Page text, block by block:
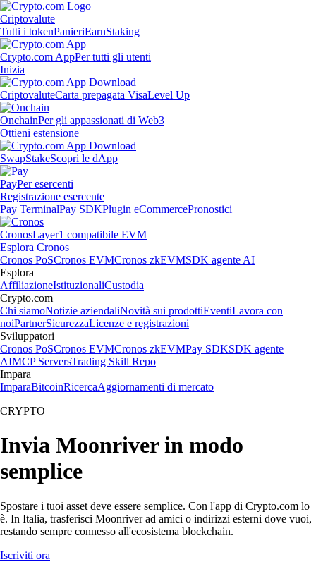
Criptovalute
Tutti i tokenPanieriEarnStaking
Crypto.com AppPer tutti gli utenti
Inizia
CriptovaluteCarta prepagata VisaLevel Up
OnchainPer gli appassionati di Web3
Ottieni estensione
SwapStakeScopri le dApp
PayPer esercenti
Registrazione esercente
Pay TerminalPay SDKPlugin eCommercePronostici
CronosLayer1 compatibile EVM
Esplora Cronos
Cronos PoSCronos EVMCronos zkEVMSDK agente AI
Esplora
AffiliazioneIstituzionaliCustodia
Crypto.com
Chi siamoNotizie aziendaliNovità sui prodottiEventiLavora con
noiPartnerSicurezzaLicenze e registrazioni
Sviluppatori
Cronos PoSCronos EVMCronos zkEVMPay SDKSDK agente
AIMCP ServersTrading Skill Repo
Impara
ImparaBitcoinRicercaAggiornamenti di mercato
CRYPTO
Invia Moonriver in modo
semplice
Spostare i tuoi asset deve essere semplice. Con l'app di Crypto.com lo
è. In Italia, trasferisci Moonriver ad amici o indirizzi esterni dove vuoi,
restando sempre connesso all'ecosistema blockchain.
Iscriviti ora